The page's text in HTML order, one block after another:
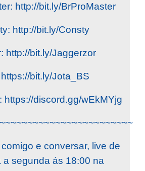
http://bit.ly/BrProMaster
http://bit.ly/Consty
http://bit.ly/Jaggerzor
bit.ly/Jota_BS
https://discord.gg/wEkMYjg
e conversar, live de
a segunda ás 18:00 na